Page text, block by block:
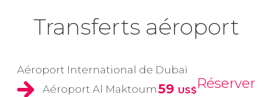
Transferts aéroport
Aéroport International de Dubaï
Aéroport Al Maktoum59 US$Réserver